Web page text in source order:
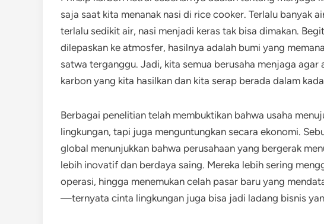
saja saat kita menanak nasi di rice cooker. Terlalu banyak
terlalu sedikit air, nasi menjadi keras tak bisa dimakan.
dilepaskan ke atmosfer, hasilnya adalah bumi yang
satwa terganggu. Jadi, kita semua berusaha menjaga
karbon yang kita hasilkan dan kita serap berada dalam
Berbagai penelitian telah membuktikan bahwa usaha
lingkungan, tapi juga menguntungkan secara ekonomi.
global menunjukkan bahwa perusahaan yang bergerak
lebih inovatif dan berdaya saing. Mereka lebih sering
operasi, hingga menemukan celah pasar baru yang
—ternyata cinta lingkungan juga bisa jadi ladang bisnis